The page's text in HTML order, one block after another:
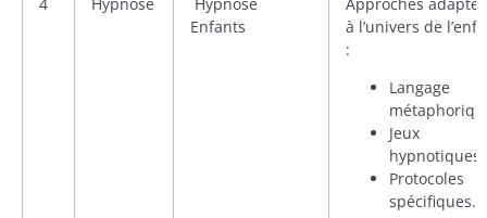
Enfants
à l’univers de
:
Langage
Jeux
hypnotiques,
Protocoles
spécifiques.